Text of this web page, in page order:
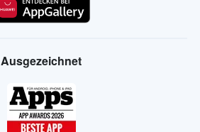
Ausgezeichnet